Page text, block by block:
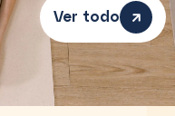
Ver todo